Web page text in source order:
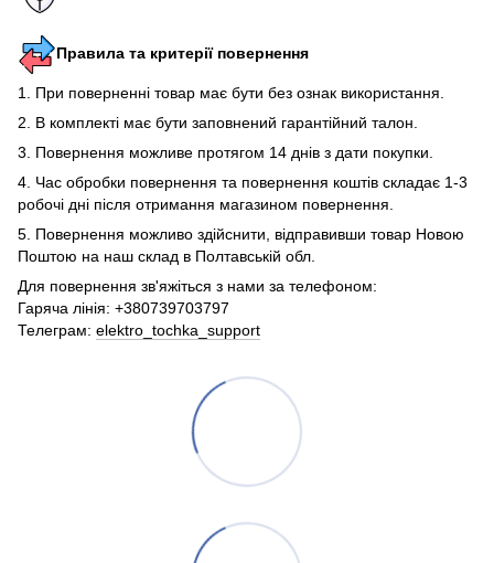
Правила та критерії повернення
1. При поверненні товар має бути без ознак використання.
2. В комплекті має бути заповнений гарантійний талон.
3. Повернення можливе протягом 14 днів з дати покупки.
4. Час обробки повернення та повернення коштів складає 1-3
робочі дні після отримання магазином повернення.
5. Повернення можливо здійснити, відправивши товар Новою
Поштою на наш склад в Полтавській обл.
Для повернення зв'яжіться з нами за телефоном:
Гаряча лінія: +380739703797
Телеграм: elektro_tochka_support